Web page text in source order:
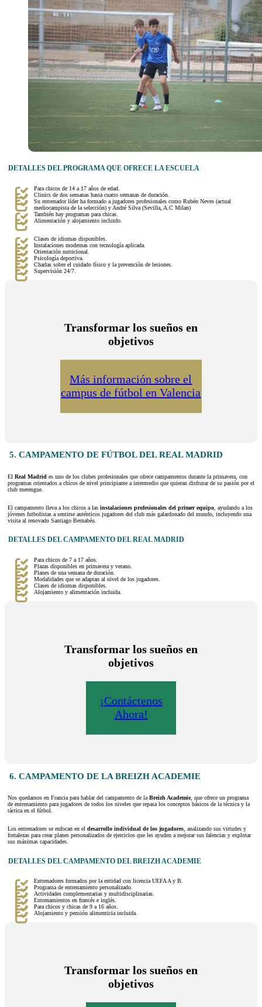
DETALLES DEL PROGRAMA QUE OFRECE LA ESCUELA
Para chicos de 14 a 17 años de edad.
Clinics de dos semanas hasta cuatro semanas de duración.
Su entrenador líder ha formado a jugadores profesionales como Rubén Neves (actual
mediocampista de la selección) y André Silva (Sevilla, A.C Milan)
También hay programas para chicas.
Alimentación y alojamiento incluido.
Clases de idiomas disponibles.
Instalaciones modernas con tecnología aplicada.
Orientación nutricional.
Psicología deportiva.
Charlas sobre el cuidado físico y la prevención de lesiones.
Supervisión 24/7.
Transformar los sueños en
objetivos
Más información sobre el
campus de fútbol en Valencia
5. CAMPAMENTO DE FÚTBOL DEL REAL MADRID
El Real Madrid es uno de los clubes profesionales que ofrece campamentos durante la primavera, con
programas orientados a chicos de nivel principiante a intermedio que quieran disfrutar de su pasión por el
club merengue.
El campamento lleva a los chicos a las instalaciones profesionales del primer equipo , ayudando a los
jóvenes futbolistas a sentirse auténticos jugadores del club más galardonado del mundo, incluyendo una
visita al renovado Santiago Bernabéu.
DETALLES DEL CAMPAMENTO DEL REAL MADRID
Para chicos de 7 a 17 años.
Plazas disponibles en primavera y verano.
Planes de una semana de duración.
Modalidades que se adaptan al nivel de los jugadores.
Clases de idiomas disponibles.
Alojamiento y alimentación incluida.
Transformar los sueños en
objetivos
¡Contáctenos
Ahora!
6. CAMPAMENTO DE LA BREIZH ACADEMIE
Nos quedamos en Francia para hablar del campamento de la Breizh Academie, que ofrece un programa
de entrenamiento para jugadores de todos los niveles que repasa los conceptos básicos de la técnica y la
táctica en el fútbol.
Los entrenadores se enfocan en el desarrollo individual de los jugadores , analizando sus virtudes y
fortalezas para crear planes personalizados de ejercicios que les ayuden a mejorar sus falencias y explotar
sus máximas capacidades.
DETALLES DEL CAMPAMENTO DEL BREIZH ACADEMIE
Entrenadores formados por la entidad con licencia UEFA A y B.
Programa de entrenamiento personalizado.
Actividades complementarias y multidisciplinarias.
Entrenamientos en francés e inglés.
Para chicos y chicas de 9 a 16 años.
Alojamiento y pensión alimenticia incluida.
Transformar los sueños en
objetivos